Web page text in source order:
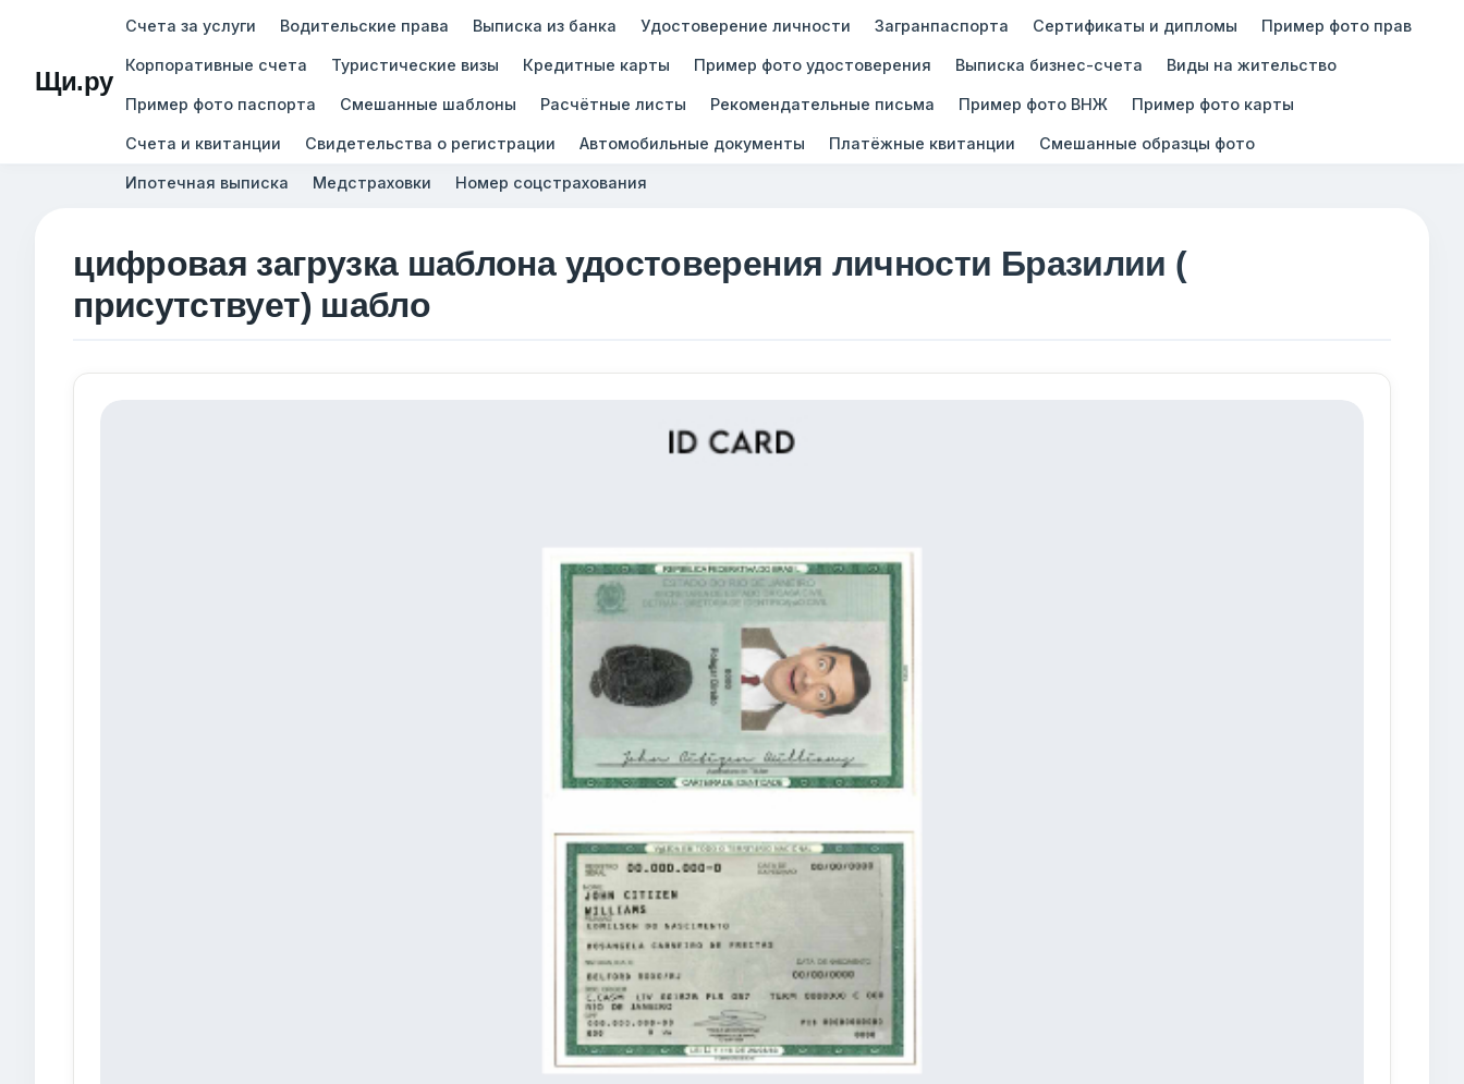
Щи.ру
Счета за услуги Водительские права Выписка из банка Удостоверение личности Загранпаспорта Сертификаты и дипломы Пример фото прав
Корпоративные счета Туристические визы Кредитные карты Пример фото удостоверения Выписка бизнес-счета Виды на жительство
Пример фото паспорта Смешанные шаблоны Расчётные листы Рекомендательные письма Пример фото ВНЖ Пример фото карты
Счета и квитанции Свидетельства о регистрации Автомобильные документы Платёжные квитанции Смешанные образцы фото
Ипотечная выписка Медстраховки Номер соцстрахования
цифровая загрузка шаблона удостоверения личности Бразилии (
присутствует) шабло